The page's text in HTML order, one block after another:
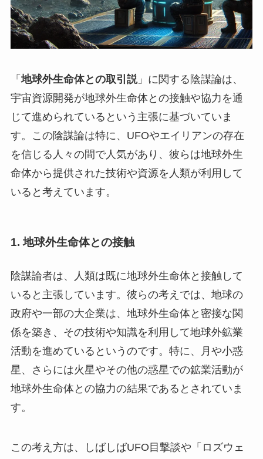
「地球外生命体との取引説」に関する陰謀論は、
宇宙資源開発が地球外生命体との接触や協力を通
じて進められているという主張に基づいていま
す。この陰謀論は特に、UFOやエイリアンの存在
を信じる人々の間で人気があり、彼らは地球外生
命体から提供された技術や資源を人類が利用して
いると考えています。
1.地球外生命体との接触
陰謀論者は、人類は既に地球外生命体と接触して
いると主張しています。彼らの考えでは、地球の
政府や一部の大企業は、地球外生命体と密接な関
係を築き、その技術や知識を利用して地球外鉱業
活動を進めているというのです。特に、月や小惑
星、さらには火星やその他の惑星での鉱業活動が
地球外生命体との協力の結果であるとされていま
す。
この考え方は、しばしばUFO目撃談や「ロズウェ